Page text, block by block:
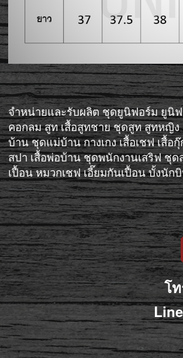
จำหน่ายและรับผลิตชุดยูนิฟอร์มยูนิ
คอกลมสูทเสื้อสูทชายชุดสูทสูทหญิง
บ้านชุดแม่บ้านกางเกงเสื้อเชฟเสื้อกุ๊
สปาเสื้อพ่อบ้านชุดพนักงานเสริฟชุด
เปื้อนหมวกเชฟเอี๊ยมกันเปื้อนบั้งนัก
โ